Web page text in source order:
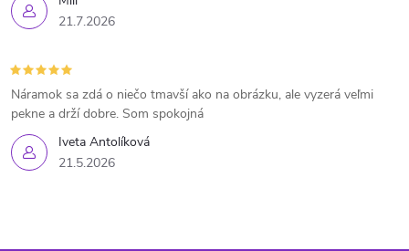
21.7.2026
Iveta Antolíková
21.5.2026
Náramok sa zdá o niečo tmavší ako na obrázku, ale vyzerá veľmi
pekne a drží dobre. Som spokojná